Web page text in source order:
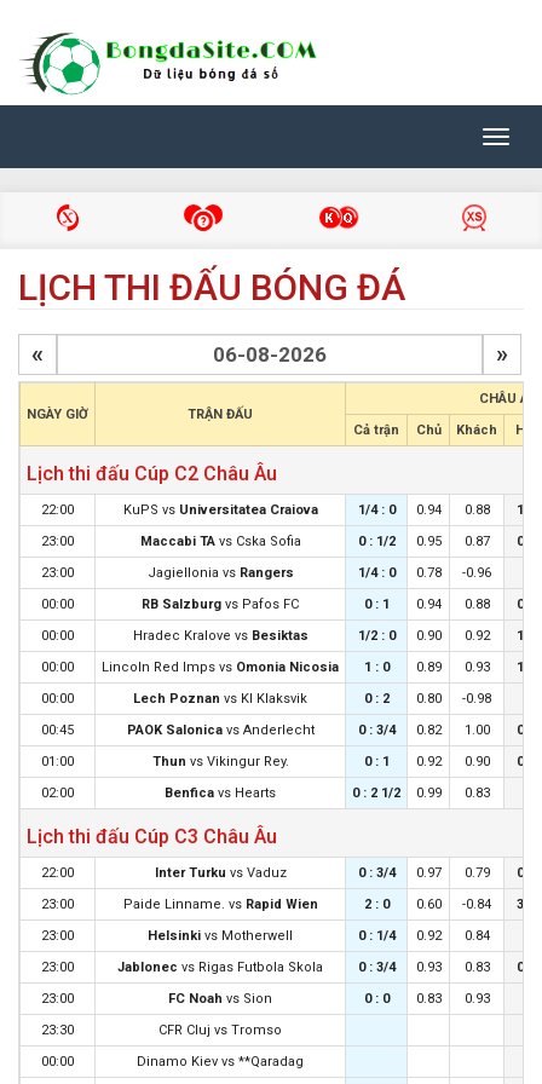
LỊCH THI ĐẤU BÓNG ĐÁ
« »
NGÀY GIỜ TRẬN ĐẤU
CHÂU Á
Cả trận
Chủ Khách
Lịch thi đấu Cúp C2 Châu Âu
22:00 KuPS vs Universitatea Craiova 1/4 : 0 0.94 0.88
1/4
23:00
Maccabi TA vs Cska Sofia 0 : 1/2 0.95 0.87
0 :
23:00
Jagiellonia vs Rangers 1/4 : 0 0.78 -0.96
00:00
RB Salzburg vs Pafos FC 0 : 1 0.94 0.88
0 :
00:00
Hradec Kralove vs Besiktas 1/2 : 0 0.90 0.92
1/4
00:00
Lincoln Red Imps vs Omonia Nicosia 1 : 0 0.89 0.93
1/2
00:00
Lech Poznan vs KI Klaksvik 0 : 2 0.80 -0.98
00:45
PAOK Salonica vs Anderlecht 0 : 3/4 0.82 1.00
0 :
01:00
Thun vs Vikingur Rey. 0 : 1 0.92 0.90
0 :
02:00
Benfica vs Hearts 0 : 2 1/2 0.99 0.83
Lịch thi đấu Cúp C3 Châu Âu
22:00 Inter Turku vs Vaduz 0 : 3/4 0.97 0.79
0 :
23:00
Paide Linname. vs Rapid Wien 2 : 0 0.60 -0.84
3/4
23:00
Helsinki vs Motherwell 0 : 1/4 0.92 0.84
23:00
Jablonec vs Rigas Futbola Skola 0 : 3/4 0.93 0.83
0 :
23:00
FC Noah vs Sion 0 : 0 0.83 0.93
23:30
CFR Cluj vs Tromso
00:00
Dinamo Kiev vs **Qaradag